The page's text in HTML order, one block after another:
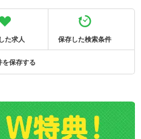
た求人 保存した検索条件
を保存する